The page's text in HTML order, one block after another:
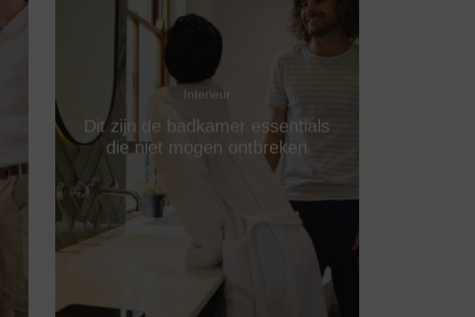
Interieur
Dit zijn de badkamer essentials
die niet mogen ontbreken